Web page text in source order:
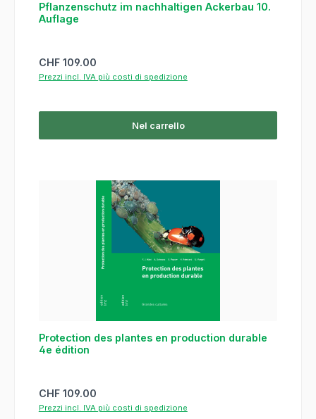
Pflanzenschutz im nachhaltigen Ackerbau 10.
Auflage
Prezzo normale:
CHF 109.00
Prezzi incl. IVA più costi di spedizione
Nel carrello
Protection des plantes en production durable
4e édition
Prezzo normale:
CHF 109.00
Prezzi incl. IVA più costi di spedizione